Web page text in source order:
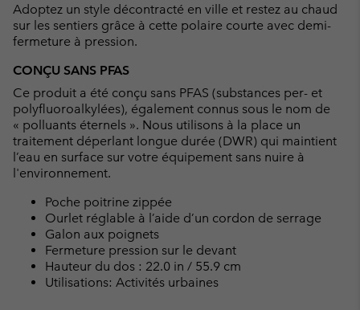
Adoptez un style décontracté en ville et restez au chaud
sur les sentiers grâce à cette polaire courte avec demi-
fermeture à pression.
CONÇU SANS PFAS
Ce produit a été conçu sans PFAS (substances per- et
polyfluoroalkylées), également connus sous le nom de
« polluants éternels ». Nous utilisons à la place un
traitement déperlant longue durée (DWR) qui maintient
l’eau en surface sur votre équipement sans nuire à
l'environnement.
Poche poitrine zippée
Ourlet réglable à l’aide d’un cordon de serrage
Galon aux poignets
Fermeture pression sur le devant
Hauteur du dos : 22.0 in / 55.9 cm
Utilisations: Activités urbaines